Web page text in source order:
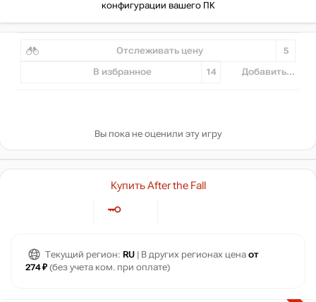
конфигурации вашего ПК
Отслеживать цену 5
В избранное 14 Добавить...
Вы пока не оценили эту игру
Купить After the Fall
Текущий регион: RU | В других регионах цена от
274 ₽ (без учета ком. при оплате)